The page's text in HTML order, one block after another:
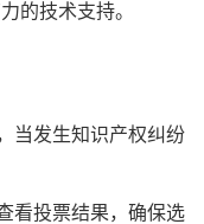
的技术支持。
当发生知识产权纠纷
看投票结果，确保选